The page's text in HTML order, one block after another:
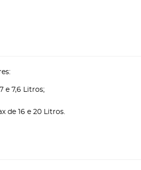
e 7,6 Litros;
de 16 e 20 Litros.